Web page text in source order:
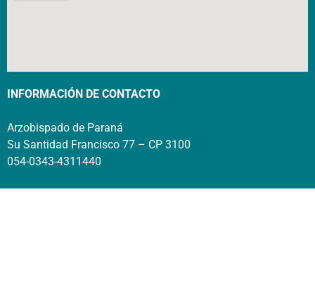
INFORMACIÓN DE CONTACTO
Arzobispado de Paraná
Su Santidad Francisco 77 – CP 3100
054-0343-4311440